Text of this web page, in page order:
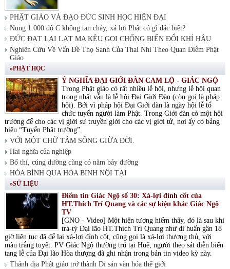
PHẬT GIÁO VÀ ĐẠO ĐỨC SINH HỌC HIỆN ĐẠI
Nung 1.000 độ C không tan chảy, xá lợi Phật có gì đặc biệt?
ĐỨC ĐẠT LAI LẠT MA KÊU GỌI CHỐNG BIẾN ĐỔI KHÍ HẬU
Nghiên Cứu Về Vấn Đề Thọ Sanh Của Thai Nhi Theo Quan Điểm Phật
Giáo
»PHẬT HỌC
Ý NGHĨA ĐẠI GIỚI ĐÀN CAM LỘ - GIÁC NGỘ
Trong Phật giáo có rất nhiều lễ hội, nhưng lễ hội quan
trọng nhất vẫn là lễ hội Đại Giới Đàn (còn gọi là pháp
hội). Bởi vì pháp hội Đại Giới đàn là ngày hội lễ tổ
chức tuyển người làm Phật. Trong Giới đàn có một hội
trường để cho các vị giới sư truyền giới cho các vị giới tử, nơi ấy có bảng
hiệu “Tuyển Phật trường”.
VỚI MỘT CHỮ TÂM SỐNG GIỮA ĐỜI.
Hai nghĩa của nghiệp
Bố thí, cúng dường cũng có năm bảy đường
HÒA BÌNH QUA HÒA BÌNH NỘI TẠI
»SỬ LIỆU
Điểm tin Giác Ngộ số 30: Xá-lợi đỉnh cốt của
HT.Thích Trí Quang và các sự kiện khác Giác Ngộ
TV
[GNO - Video] Một hiện tượng hiếm thấy, đó là sau khi
trà-tỳ Đại lão HT.Thích Trí Quang như di huấn gần 18
giờ liên tục đã để lại xá-lợi đỉnh cốt, cũng gọi là xá-lợi thượng thủ, với
màu trắng tuyết. PV Giác Ngộ thường trú tại Huế, người theo sát diễn biến
tang lễ của Đại lão Hòa thượng đã ghi nhận trong bản tin video kỳ này.
Thánh địa Phật giáo trở thành Di sản văn hóa thế giới